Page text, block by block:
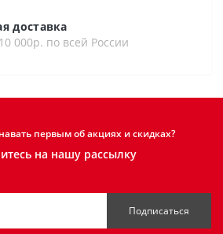
доставка
000р. по всей России
первым об акциях и скидках?
на нашу рассылку
Подписаться